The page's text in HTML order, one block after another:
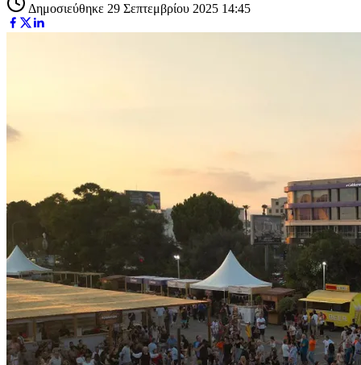
Δημοσιεύθηκε 29 Σεπτεμβρίου 2025 14:45